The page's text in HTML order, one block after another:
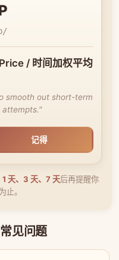
/ 时间加权平均
smooth out short-term
attempts."
记得
1 天、3 天、7 天后再提醒你
。
见问题